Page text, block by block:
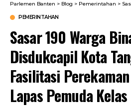
Parlemen Banten > Blog > Pemerintahan > Sasar
PEMERINTAHAN
Sasar 190 Warga
Disdukcapil Kota
Fasilitasi
Lapas Pemuda